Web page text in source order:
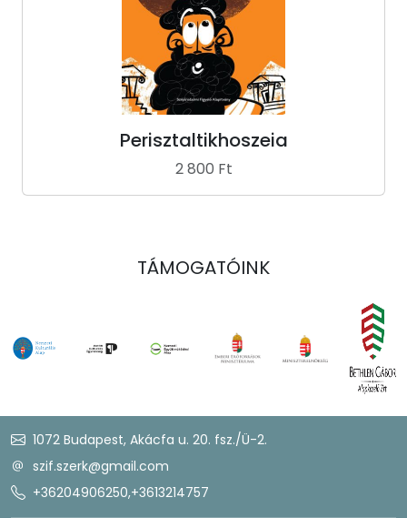
Perisztaltikhoszeia
2 800 Ft
TÁMOGATÓINK
1072 Budapest, Akácfa u. 20. fsz./Ü-2.
szif.szerk@gmail.com
+36204906250,+3613214757